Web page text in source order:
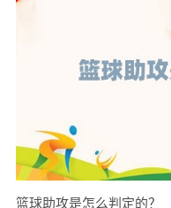
篮球助攻是怎么判定的？